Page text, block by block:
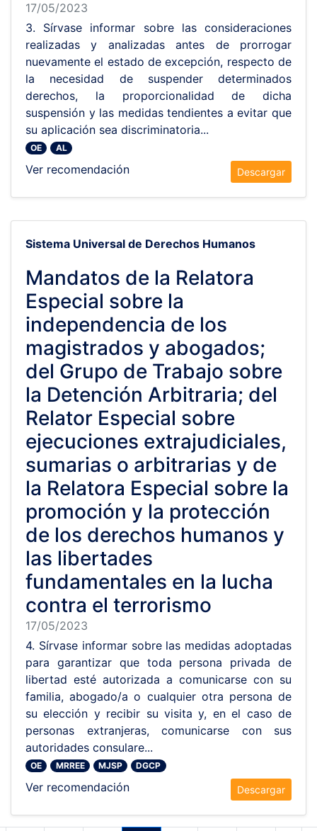
17/05/2023
3. Sírvase informar sobre las consideraciones
realizadas y analizadas antes de prorrogar
nuevamente el estado de excepción, respecto de
la necesidad de suspender determinados
derechos, la proporcionalidad de dicha
suspensión y las medidas tendientes a evitar que
su aplicación sea discriminatoria...
OE AL
Ver recomendación Descargar
Sistema Universal de Derechos Humanos
Mandatos de la Relatora
Especial sobre la
independencia de los
magistrados y abogados;
del Grupo de Trabajo sobre
la Detención Arbitraria; del
Relator Especial sobre
ejecuciones extrajudiciales,
sumarias o arbitrarias y de
la Relatora Especial sobre la
promoción y la protección
de los derechos humanos y
las libertades
fundamentales en la lucha
contra el terrorismo
17/05/2023
4. Sírvase informar sobre las medidas adoptadas
para garantizar que toda persona privada de
libertad esté autorizada a comunicarse con su
familia, abogado/a o cualquier otra persona de
su elección y recibir su visita y, en el caso de
personas extranjeras, comunicarse con sus
autoridades consulare...
OE MRREE MJSP DGCP
Ver recomendación Descargar